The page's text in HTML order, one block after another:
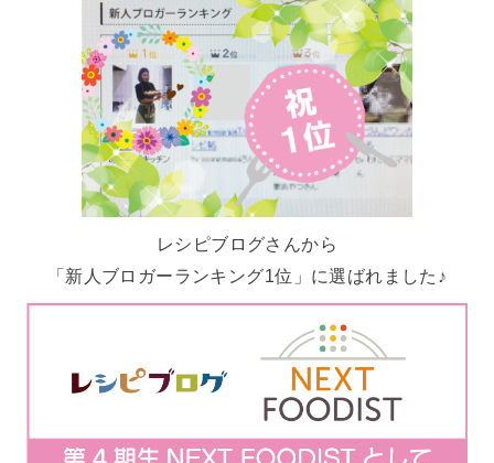
レシピブログさんから
「新人ブロガーランキング1位」に選ばれました♪